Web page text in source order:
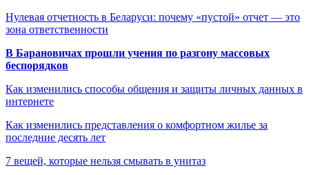
Нулевая отчетность в Беларуси: почему «пустой» отчет — это
зона ответственности
В Барановичах прошли учения по разгону массовых
беспорядков
Как изменились способы общения и защиты личных данных в
интернете
Как изменились представления о комфортном жилье за
последние десять лет
7 вещей, которые нельзя смывать в унитаз